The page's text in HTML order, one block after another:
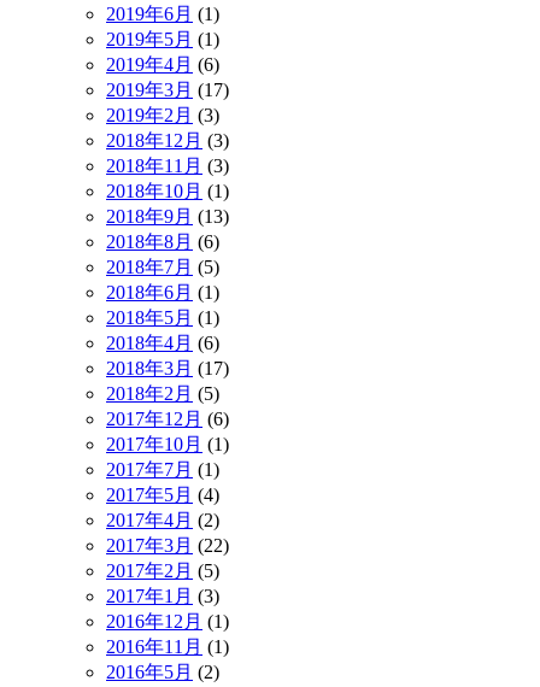
2019年6月 (1)
2019年5月 (1)
2019年4月 (6)
2019年3月 (17)
2019年2月 (3)
2018年12月 (3)
2018年11月 (3)
2018年10月 (1)
2018年9月 (13)
2018年8月 (6)
2018年7月 (5)
2018年6月 (1)
2018年5月 (1)
2018年4月 (6)
2018年3月 (17)
2018年2月 (5)
2017年12月 (6)
2017年10月 (1)
2017年7月 (1)
2017年5月 (4)
2017年4月 (2)
2017年3月 (22)
2017年2月 (5)
2017年1月 (3)
2016年12月 (1)
2016年11月 (1)
2016年5月 (2)